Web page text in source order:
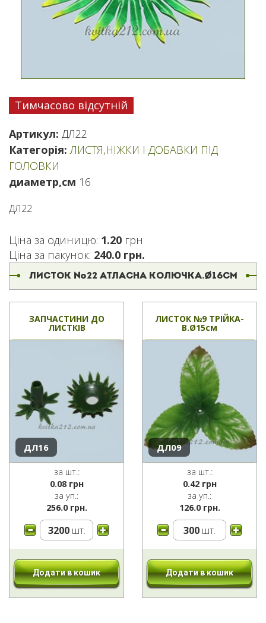
Тимчасово відсутній
Артикул: ДЛ22
Категорія:ЛИСТЯ,НІЖКИ І ДОБАВКИ ПІД
ГОЛОВКИ
диаметр,см 16
ДЛ22
Ціна за одиницю: 1.20 грн
Ціна за пакунок: 240.0 грн.
ЛИСТОК №22 АТЛАСНА КОЛЮЧКА.Ø16СМ
ЗАПЧАСТИНИ ДО
ЛИСТКІВ
ДЛ16
за шт.:
0.08 грн
за уп.:
256.0 грн.
3200шт.
Додати в кошик
ЛИСТОК №9 ТРІЙКА-
В.Ø15см
ДЛ09
за шт.:
0.42 грн
за уп.:
126.0 грн.
300 шт.
Додати в кошик